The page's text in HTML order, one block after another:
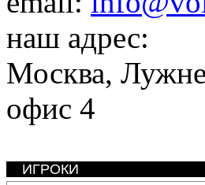
наш адрес:
Москва,
офис 4
ИГРОКИ